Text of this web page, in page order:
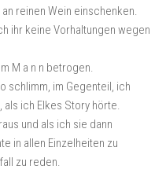
reinen Wein einschenken.
ihr keine Vorhaltungen wegen
M a n n betrogen.
schlimm, im Gegenteil, ich
ich Elkes Story hörte.
und als ich sie dann
in allen Einzelheiten zu
zu reden.